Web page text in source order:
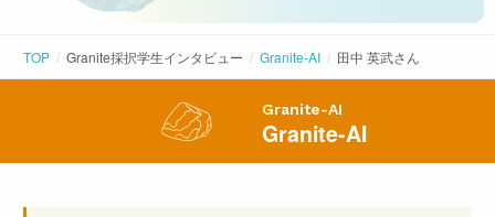
TOP Granite採択学生インタビュー Granite-AI 田中 英武さん
Granite-AI
Granite-AI